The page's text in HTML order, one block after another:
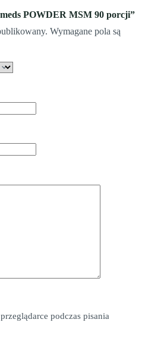
POWDER MSM 90 porcji”
Wymagane pola są
podczas pisania